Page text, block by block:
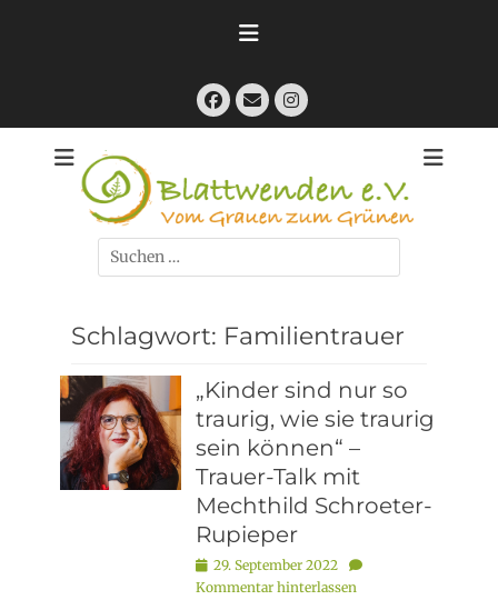
Facebook
E-
Mail
Instagram
Blattwenden e. V.
- Vom Grauen
zum Grünen
Kreativ trauern nach Suizid und ähnlichen Abschieden
Suchen
nach:
Schlagwort: Familientrauer
„Kinder sind nur so
traurig, wie sie traurig
sein können“ –
Trauer-Talk mit
Mechthild Schroeter-
Rupieper
Posted
on
29. September 2022
Kommentar hinterlassen